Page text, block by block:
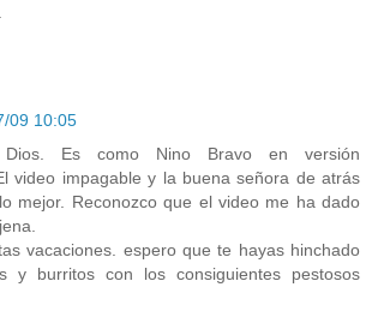
09 10:05
Es como Nino Bravo en versión
video impagable y la buena señora de atrás
mejor. Reconozco que el video me ha dado
vacaciones. espero que te hayas hinchado
y burritos con los consiguientes pestosos